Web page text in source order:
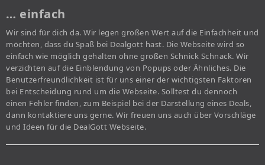
… einfach
Wir sind für dich da. Wir legen großen Wert auf die Einfachheit und
möchten, dass du Spaß bei Dealgott hast. Die Webseite wird so
einfach wie möglich gehalten ohne großen Schnick Schnack. Wir
verzichten auf die Einblendung von Popups oder Ähnliches. Die
Benutzerfreundlichkeit ist für uns einer der wichtigsten Faktoren
bei Entscheidung rund um die Webseite. Solltest du dennoch
einen Fehler finden, zum Beispiel bei der Darstellung eines Deals,
dann kontaktiere uns gerne. Wir freuen uns auch über Vorschläge
und Ideen für die DealGott Webseite.